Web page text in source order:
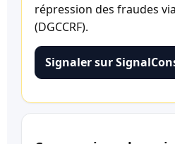
répression des fraudes via
(DGCCRF).
Signaler sur